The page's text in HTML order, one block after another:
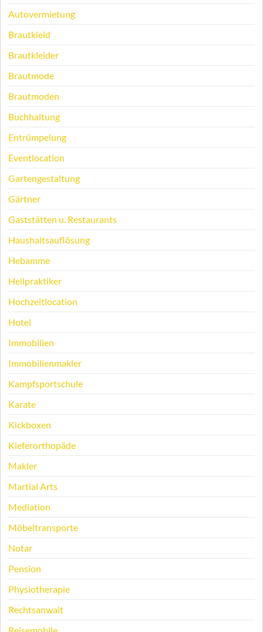
Autovermietung
Brautkleid
Brautkleider
Brautmode
Brautmoden
Buchhaltung
Entrümpelung
Eventlocation
Gartengestaltung
Gärtner
Gaststätten u. Restaurants
Haushaltsauflösung
Hebamme
Heilpraktiker
Hochzeitlocation
Hotel
Immobilien
Immobilienmakler
Kampfsportschule
Karate
Kickboxen
Kieferorthopäde
Makler
Martial Arts
Mediation
Möbeltransporte
Notar
Pension
Physiotherapie
Rechtsanwalt